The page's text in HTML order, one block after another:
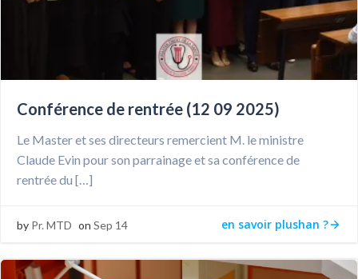
Conférence de rentrée (12 09 2025)
Le Master et ses directeurs remercient M. le ministre
Claude Evin pour son parrainage et sa conférence de
rentrée du […]
by Pr. MTD on Sep 14 en savoir plushan ?